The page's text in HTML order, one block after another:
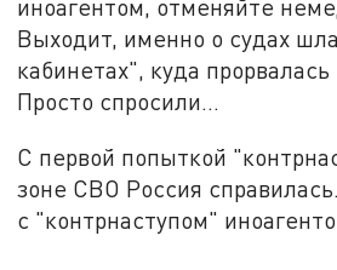
иноагентом, отменяйте
Выходит, именно о судах
кабинетах", куда прорвалась
Просто спросили…
С первой попыткой
зоне СВО Россия
с "контрнаступом"